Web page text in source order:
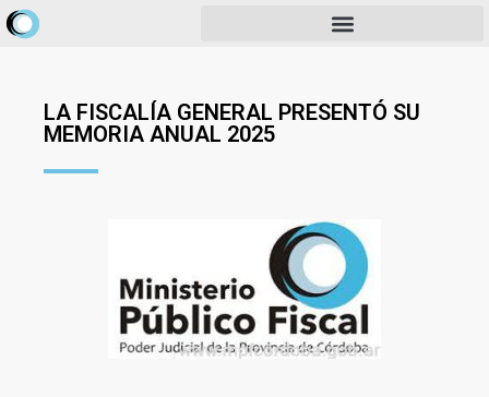
LA FISCALÍA GENERAL PRESENTÓ SU
MEMORIA ANUAL 2025